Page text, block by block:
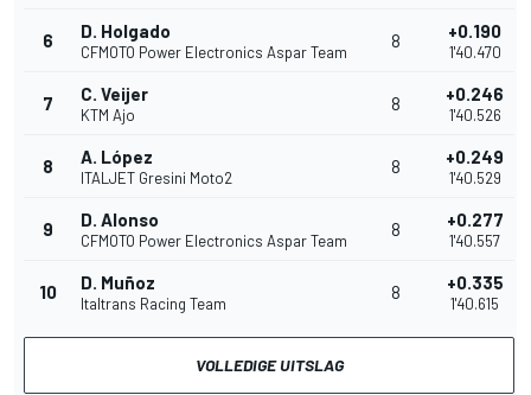
6 D. Holgado
CFMOTO Power Electronics Aspar Team
8 +0.190
1'40.470
7 C. Veijer
KTM Ajo
8 +0.246
1'40.526
8 A. López
ITALJET Gresini Moto2
8 +0.249
1'40.529
9 D. Alonso
CFMOTO Power Electronics Aspar Team
8 +0.277
1'40.557
10 D. Muñoz
Italtrans Racing Team
8 +0.335
1'40.615
VOLLEDIGE UITSLAG